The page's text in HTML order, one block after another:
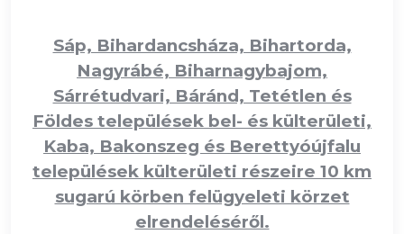
Sáp, Bihardancsháza, Bihartorda,
Nagyrábé, Biharnagybajom,
Sárrétudvari, Báránd, Tetétlen és
Földes települések bel- és külterületi,
Kaba, Bakonszeg és Berettyóújfalu
települések külterületi részeire 10 km
sugarú körben felügyeleti körzet
elrendeléséről.